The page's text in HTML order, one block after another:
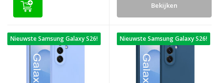
Bekijken
Nieuwste Samsung Galaxy S26! Nieuwste Samsung Galaxy S26!